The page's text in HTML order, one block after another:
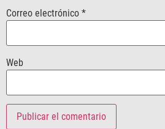
Correo electrónico *
Web